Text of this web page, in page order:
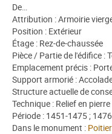
De…
Attribution : Armoirie
Position : Extérieur
Étage : Rez-de-chaussée
Pièce / Partie de l'édifice :
Emplacement précis :
Support armorié :
Structure actuelle de
Technique : Relief en pierre
Période : 1451-1475 ;
Dans le monument :